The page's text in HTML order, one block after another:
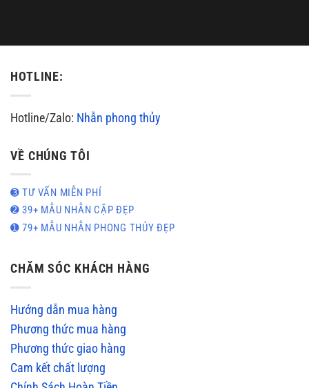
HOTLINE:
Hotline/Zalo: Nhẫn phong thủy
VỀ CHÚNG TÔI
➌ TƯ VẤN MIỄN PHÍ
➋ 39+ MẪU NHẪN CẶP ĐẸP
➊ 79+ MẪU NHẪN PHONG THỦY ĐẸP
CHĂM SÓC KHÁCH HÀNG
Hướng dẫn mua hàng
Phương thức mua hàng
Phương thức giao hàng
Cam kết chất lượng